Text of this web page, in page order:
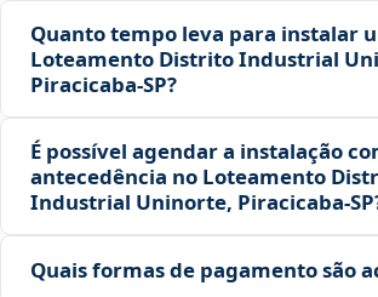
Quanto tempo leva para instalar
Loteamento Distrito Industrial
Piracicaba‑SP?
É possível agendar a instalação
antecedência no Loteamento
Industrial Uninorte,
Quais formas de pagamento são